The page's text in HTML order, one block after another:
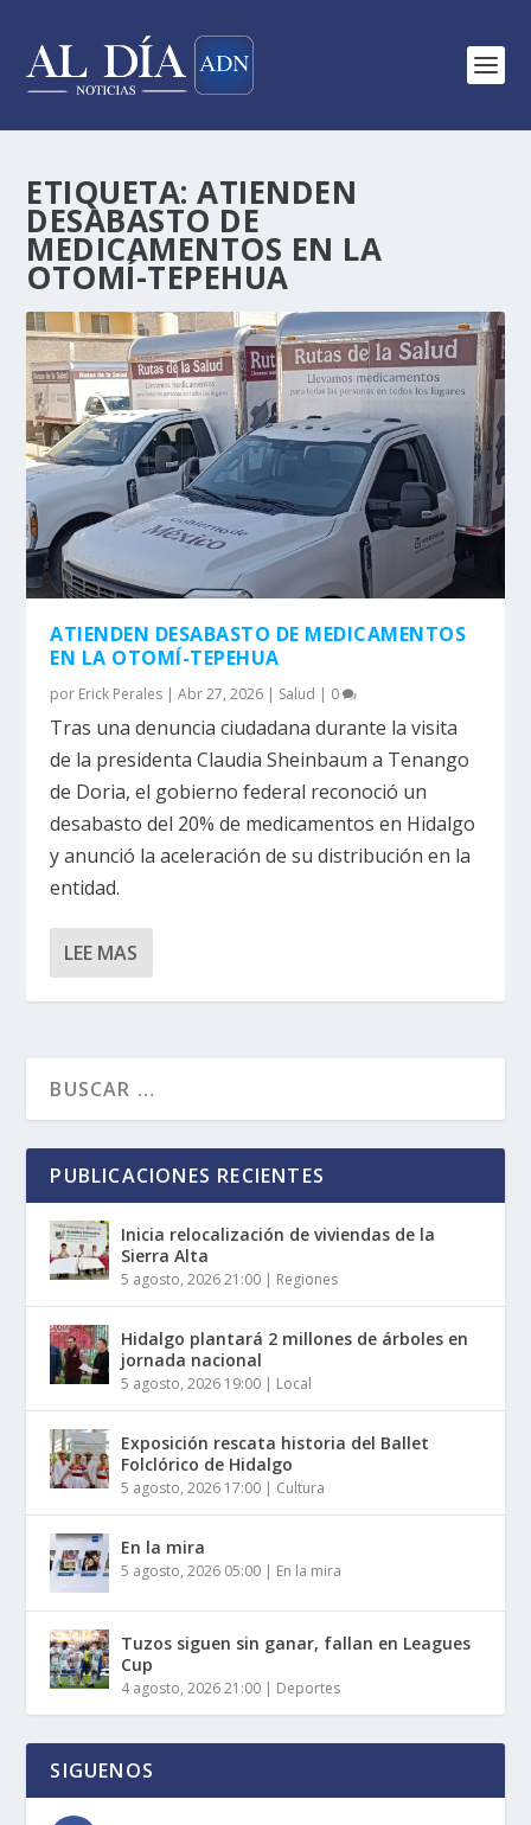
ETIQUETA:ATIENDEN
DESABASTO DE
MEDICAMENTOS EN LA
OTOMÍ-TEPEHUA
ATIENDEN DESABASTO DE MEDICAMENTOS
EN LA OTOMÍ-TEPEHUA
por Erick Perales |Abr 27, 2026 | Salud | 0
Tras una denuncia ciudadana durante la visita
de la presidenta Claudia Sheinbaum a Tenango
de Doria, el gobierno federal reconoció un
desabasto del 20% de medicamentos en Hidalgo
y anunció la aceleración de su distribución en la
entidad.
LEE MAS
PUBLICACIONES RECIENTES
Inicia relocalización de viviendas de la
Sierra Alta
5 agosto, 2026 21:00 | Regiones
Hidalgo plantará 2 millones de árboles en
jornada nacional
5 agosto, 2026 19:00 | Local
Exposición rescata historia del Ballet
Folclórico de Hidalgo
5 agosto, 2026 17:00 | Cultura
En la mira
5 agosto, 2026 05:00 | En la mira
Tuzos siguen sin ganar, fallan en Leagues
Cup
4 agosto, 2026 21:00 | Deportes
SIGUENOS